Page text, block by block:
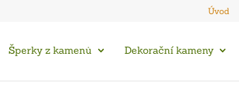
Úvod
Šperky z kamenů Dekorační kameny